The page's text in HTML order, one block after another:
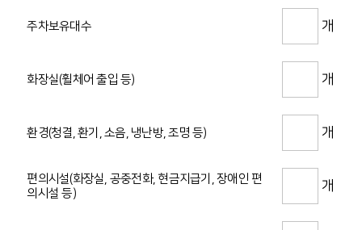
주차보유대수 개
화장실(휠체어 출입 등) 개
환경(청결, 환기, 소음, 냉난방, 조명 등) 개
편의시설(화장실, 공중전화, 현금지급기, 장애인 편
의시설 등)
개